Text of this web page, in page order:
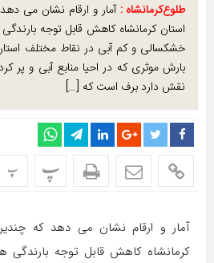
طلوع‌‌کرمانشاه : آمار و ارقام نشان می
استان کرمانشاه کاهش قابل توجه
خشکسالی و کم آبی در نقاط مختلف
بارش موثری که در احیا منابع آبی و پر
نقش دارد برف است که […]
پ پ
آمار و ارقام نشان می دهد که
کرمانشاه کاهش قابل توجه بارندگی